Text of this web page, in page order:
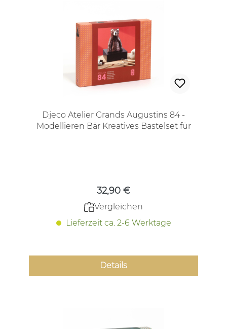
Djeco Atelier Grands Augustins 84 -
Modellieren Bär Kreatives Bastelset für
32,90 €
Vergleichen
Lieferzeit ca. 2-6 Werktage
Details